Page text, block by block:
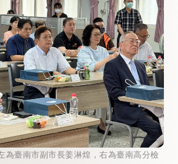
為臺南市副市長姜淋煌，右為臺南高分檢